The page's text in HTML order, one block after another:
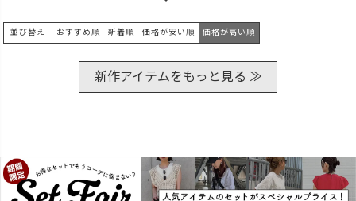
並び替え おすすめ順 新着順 価格が安い順 価格が高い順
新作アイテムをもっと見る ≫